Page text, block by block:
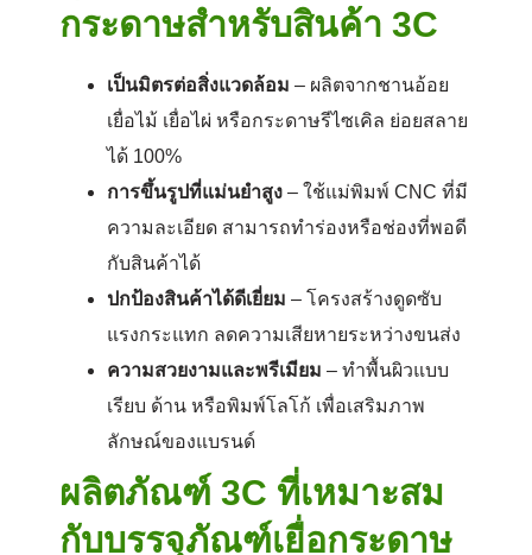
กระดาษสำหรับสินค้า 3C
เป็นมิตรต่อสิ่งแวดล้อม – ผลิตจากชานอ้อย
เยื่อไม้ เยื่อไผ่ หรือกระดาษรีไซเคิล ย่อยสลาย
ได้ 100%
การขึ้นรูปที่แม่นยำสูง – ใช้แม่พิมพ์ CNC ที่มี
ความละเอียด สามารถทำร่องหรือช่องที่พอดี
กับสินค้าได้
ปกป้องสินค้าได้ดีเยี่ยม – โครงสร้างดูดซับ
แรงกระแทก ลดความเสียหายระหว่างขนส่ง
ความสวยงามและพรีเมียม – ทำพื้นผิวแบบ
เรียบ ด้าน หรือพิมพ์โลโก้ เพื่อเสริมภาพ
ลักษณ์ของแบรนด์
ผลิตภัณฑ์ 3C ที่เหมาะสม
กับบรรจุภัณฑ์เยื่อกระดาษ